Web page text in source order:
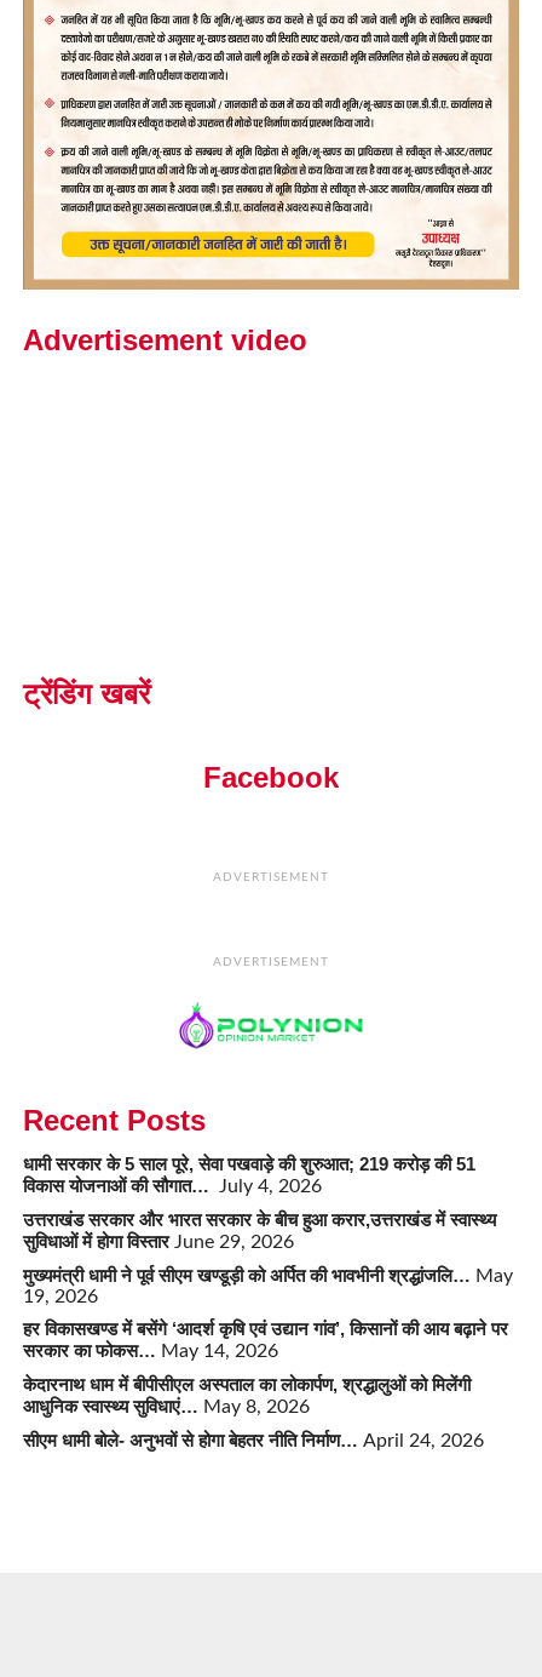
Advertisement video
ट्रेंडिंग खबरें
Facebook
ADVERTISEMENT
ADVERTISEMENT
Recent Posts
धामी सरकार के 5 साल पूरे, सेवा पखवाड़े की शुरुआत; 219 करोड़ की 51
विकास योजनाओं की सौगात…
July 4, 2026
उत्तराखंड सरकार और भारत सरकार के बीच हुआ करार,उत्तराखंड में स्वास्थ्य
सुविधाओं में होगा विस्तार June 29, 2026
मुख्यमंत्री धामी ने पूर्व सीएम खण्डूड़ी को अर्पित की भावभीनी श्रद्धांजलि… May
19, 2026
हर विकासखण्ड में बसेंगे ‘आदर्श कृषि एवं उद्यान गांव’, किसानों की आय बढ़ाने पर
सरकार का फोकस… May 14, 2026
केदारनाथ धाम में बीपीसीएल अस्पताल का लोकार्पण, श्रद्धालुओं को मिलेंगी
आधुनिक स्वास्थ्य सुविधाएं… May 8, 2026
सीएम धामी बोले- अनुभवों से होगा बेहतर नीति निर्माण… April 24, 2026